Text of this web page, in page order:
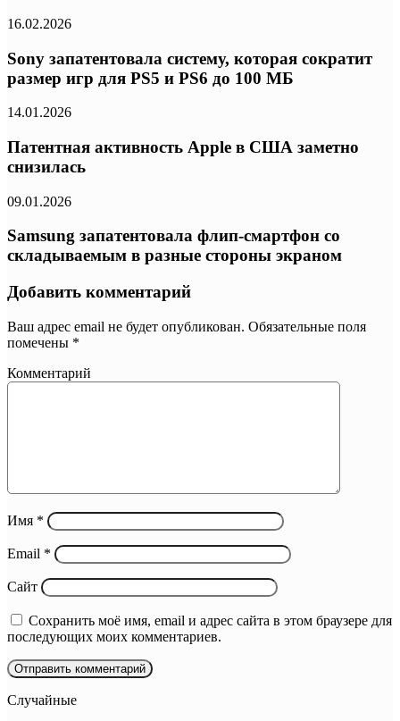
16.02.2026
Sony запатентовала систему, которая сократит
размер игр для PS5 и PS6 до 100 МБ
14.01.2026
Патентная активность Apple в США заметно
снизилась
09.01.2026
Samsung запатентовала флип-смартфон со
складываемым в разные стороны экраном
Добавить комментарий
Ваш адрес email не будет опубликован. Обязательные поля
помечены *
Комментарий
Имя *
Email *
Сайт
Сохранить моё имя, email и адрес сайта в этом браузере для
последующих моих комментариев.
Случайные